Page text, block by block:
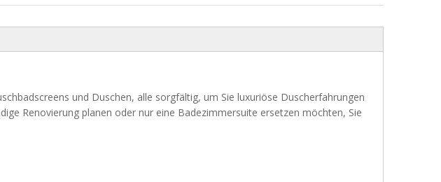
und Duschen, alle sorgfältig, um Sie luxuriöse Duscherfahrungen
Renovierung planen oder nur eine Badezimmersuite ersetzen möchten, Sie